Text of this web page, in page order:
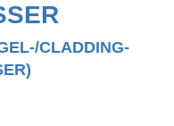
CLADDING-